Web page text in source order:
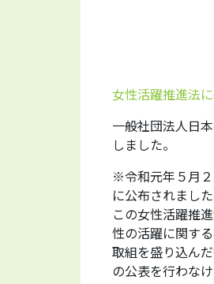
女性活躍推進法
一般社団法人日
しました。
※令和元年５月
に公布されました
この女性活躍推
性の活躍に関す
取組を盛り込ん
の公表を行わな